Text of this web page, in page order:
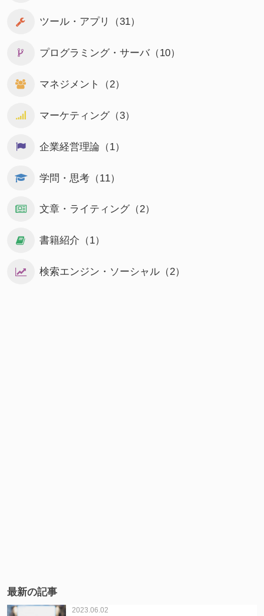
ツール・アプリ（31）
プログラミング・サーバ（10）
マネジメント（2）
マーケティング（3）
企業経営理論（1）
学問・思考（11）
文章・ライティング（2）
書籍紹介（1）
検索エンジン・ソーシャル（2）
最新の記事
2023.06.02